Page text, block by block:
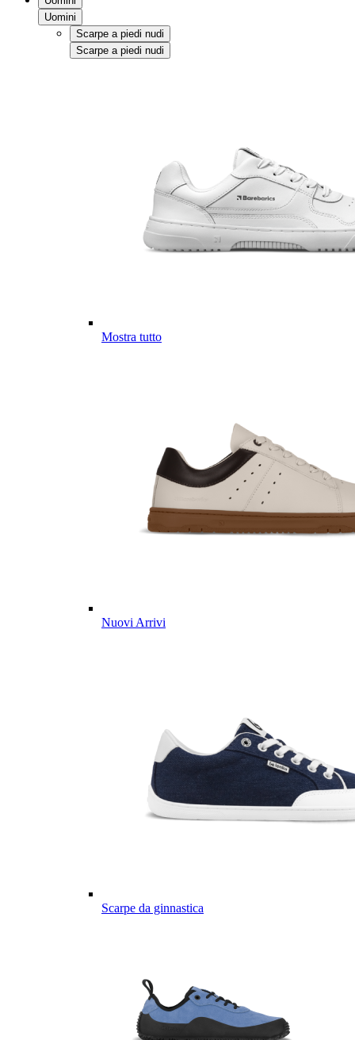
Uomini
Scarpe a piedi nudi
Scarpe a piedi nudi
Mostra tutto
Nuovi Arrivi
Scarpe da ginnastica